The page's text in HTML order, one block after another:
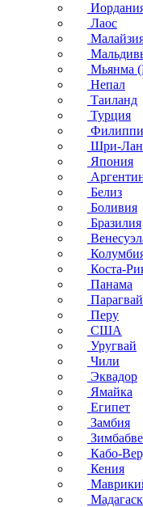
Лаос
Мьянма
Непал
Таиланд
Турция
Шри-
Япония
Белиз
Боливия
Бразилия
Коста-
Панама
Парагвай
Перу
США
Уругвай
Чили
Эквадор
Ямайка
Египет
Замбия
Зимбабве
Кабо-
Кения